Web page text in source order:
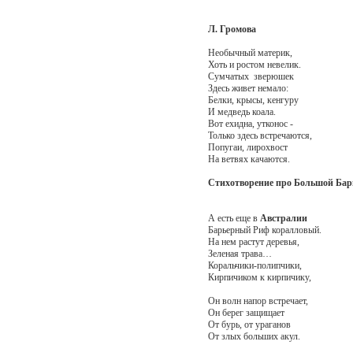
Л. Громова
Необычный материк,
Хоть и ростом невелик.
Сумчатых зверюшек
Здесь живет немало:
Белки, крысы, кенгуру
И медведь коала.
Вот ехидна, утконос -
Только здесь встречаются,
Попугаи, лирохвост
На ветвях качаются.
Стихотворение про Большой
А есть еще в Австралии
Барьерный Риф коралловый.
На нем растут деревья,
Зеленая трава…
Коральчики-полипчики,
Кирпичиком к кирпичику,
Он волн напор встречает,
Он берег защищает
От бурь, от ураганов
От злых больших акул.